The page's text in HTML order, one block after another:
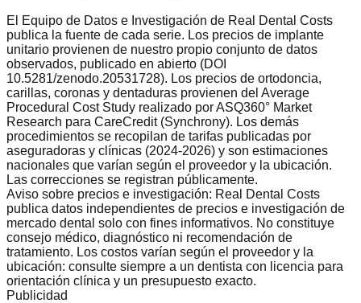
El Equipo de Datos e Investigación de Real Dental Costs
publica la fuente de cada serie. Los precios de implante
unitario provienen de nuestro propio conjunto de datos
observados, publicado en abierto (DOI
10.5281/zenodo.20531728). Los precios de ortodoncia,
carillas, coronas y dentaduras provienen del Average
Procedural Cost Study realizado por ASQ360° Market
Research para CareCredit (Synchrony). Los demás
procedimientos se recopilan de tarifas publicadas por
aseguradoras y clínicas (2024-2026) y son estimaciones
nacionales que varían según el proveedor y la ubicación.
Las correcciones se registran públicamente.
Aviso sobre precios e investigación: Real Dental Costs
publica datos independientes de precios e investigación de
mercado dental solo con fines informativos. No constituye
consejo médico, diagnóstico ni recomendación de
tratamiento. Los costos varían según el proveedor y la
ubicación: consulte siempre a un dentista con licencia para
orientación clínica y un presupuesto exacto.
Publicidad